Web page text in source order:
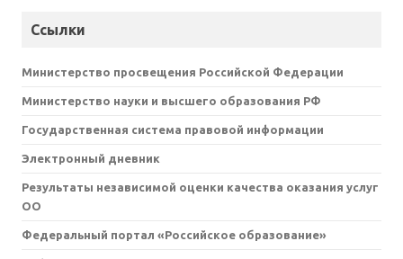
Ссылки
Министерство просвещения Российской Федерации
Министерство науки и высшего образования РФ
Государственная система правовой информации
Электронный дневник
Результаты независимой оценки качества оказания услуг
ОО
Федеральный портал «Российское образование»